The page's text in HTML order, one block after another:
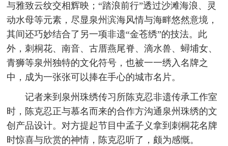
与雅致云纹交相辉映；“踏浪前行”透过沙滩海浪、灵
动水母等元素，尽显泉州滨海风情与海畔悠然意境，
其间还巧妙结合了另一项非遗“金苍绣”的技法。此
外，刺桐花、南音、古厝燕尾脊、滴水兽、蟳埔女、
青狮等泉州独特的文化符号，也被一一绣入名牌之
中，成为一张张可以捧在手心的城市名片。
记者来到泉州珠绣传习所陈克忍非遗传承工作室
时，陈克忍正与慕名而来的合作方沟通泉州珠绣的文
创产品设计。对方提起节目中孟子义拿到刺桐花名牌
时惊喜与欣赏的神情，陈克忍听了，颇为感慨。